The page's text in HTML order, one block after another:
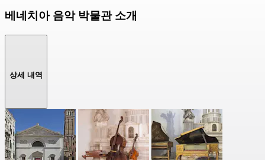
베네치아 음악 박물관 소개
상세 내역